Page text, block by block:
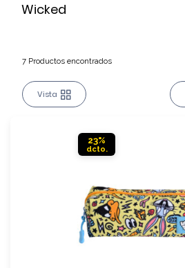
Wicked
7 Productos encontrados
Vista
23%